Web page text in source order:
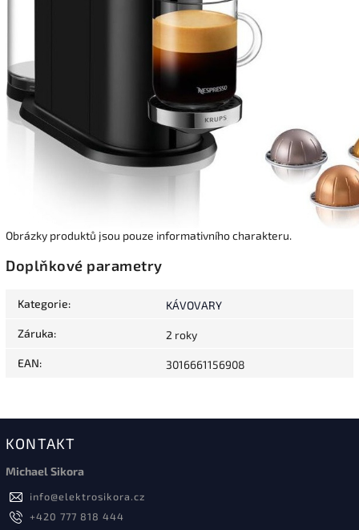
Obrázky produktů jsou pouze informativního charakteru.
Doplňkové parametry
Kategorie: KÁVOVARY
Záruka: 2 roky
EAN: 3016661156908
KONTAKT
Michael Sikora
info@elektrosikora.cz
+420 777 818 444